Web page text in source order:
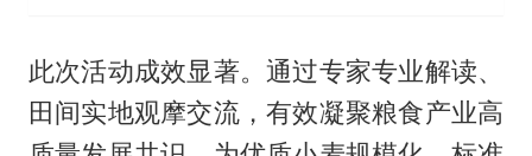
此次活动成效显著。通过专家专业解读、
田间实地观摩交流，有效凝聚粮食产业高